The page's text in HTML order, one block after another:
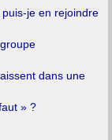
je en rejoindre
dans une
» ?